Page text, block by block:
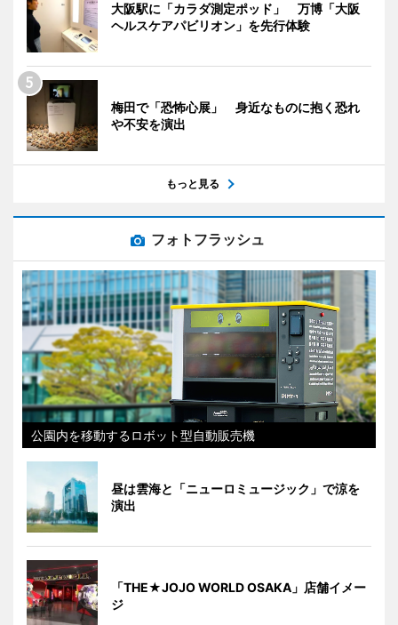
大阪駅に「カラダ測定ポッド」 万博「大阪
ヘルスケアパビリオン」を先行体験
梅田で「恐怖心展」 身近なものに抱く恐れ
や不安を演出
もっと見る
フォトフラッシュ
公園内を移動するロボット型自動販売機
昼は雲海と「ニューロミュージック」で涼を
演出
「THE★JOJO WORLD OSAKA」店舗イメー
ジ